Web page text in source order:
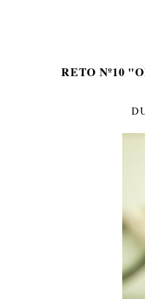
RETO Nº10